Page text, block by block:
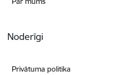
Noderīgi
Privātuma politika